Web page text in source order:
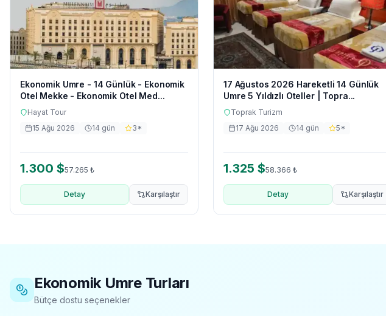
Ekonomik Umre - 14 Günlük - Ekonomik
Otel Mekke - Ekonomik Otel Med...
Hayat Tour
15 Ağu 2026
14 gün 3*
1.300 $57.265 ₺
Detay Karşılaştır
17 Ağustos 2026 Hareketli 14 Günlük
Umre 5 Yıldızlı Oteller | Topra...
Toprak Turizm
17 Ağu 2026
14 gün 5*
1.325 $58.366 ₺
Detay Karşılaştır
Ekonomik Umre Turları
Bütçe dostu seçenekler